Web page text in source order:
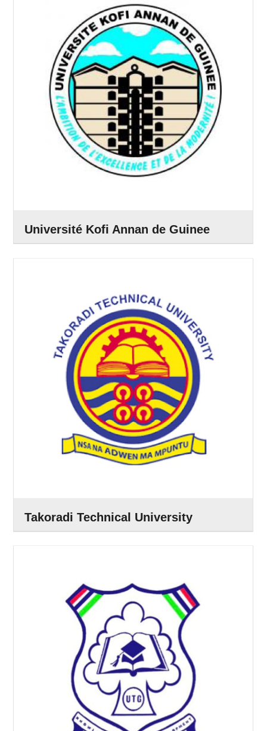
Université Kofi Annan de Guinee
Takoradi Technical University